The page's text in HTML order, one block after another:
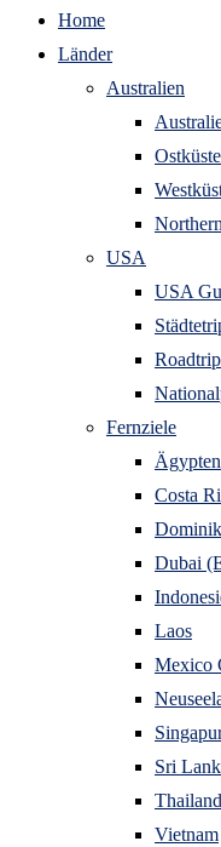
Home
Länder
Australien
USA
USA
Fernziele
Ägypten
Costa
Dubai
Laos
Mexico
Sri
Thailand
Vietnam